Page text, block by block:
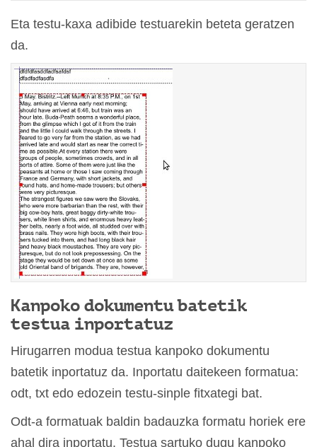
Eta testu-kaxa adibide testuarekin beteta geratzen
da.
Kanpoko dokumentu batetik
testua inportatuz
Hirugarren modua testua kanpoko dokumentu
batetik inportatuz da. Inportatu daitekeen formatua:
odt, txt edo edozein testu-sinple fitxategi bat.
Odt-a formatuak baldin badauzka formatu horiek ere
ahal dira inportatu. Testua sartuko dugu kanpoko